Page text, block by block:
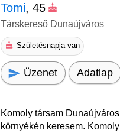
Tomi, 45
Társkereső Dunaújváros
Születésnapja van
Üzenet Adatlap
Komoly társam Dunaújváros
környékén keresem. Komoly